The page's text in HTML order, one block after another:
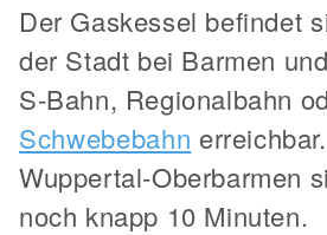
Der Gaskessel befindet
der Stadt bei Barmen
S-Bahn, Regionalbahn
Schwebebahn
Wuppertal-Oberbarmen
noch knapp 10 Minuten.